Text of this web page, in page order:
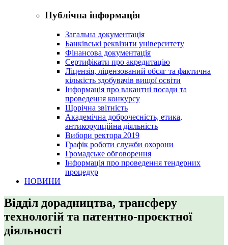
Публічна інформація
Загальна документація
Банківські реквізити університету
Фінансова документація
Сертифікати про акредитацію
Ліцензія, ліцензований обсяг та фактична
кількість здобувачів вищої освіти
Інформація про вакантні посади та
проведення конкурсу
Щорічна звітність
Академічна доброчесність, етика,
антикорупційна діяльність
Вибори ректора 2019
Графік роботи служби охорони
Громадське обговорення
Інформація про проведення тендерних
процедур
НОВИНИ
Відділ дорадництва, трансферу
технологій та патентно-проєктної
діяльності